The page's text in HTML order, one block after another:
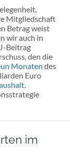
Mitgliedschaft
Betrag weist
wir auch in
Beitrag
den die
Monaten des
Euro
.
im